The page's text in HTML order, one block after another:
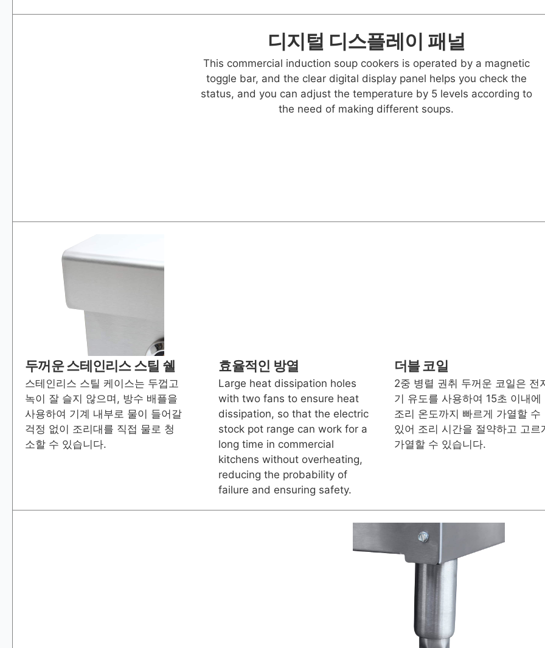
디지털 디스플레이 패널
This commercial induction soup cookers is operated by a magnetic
toggle bar, and the clear digital display panel helps you check the
status, and you can adjust the temperature by 5 levels according to
the need of making different soups.
두꺼운 스테인리스 스틸 쉘
스테인리스 스틸 케이스는 두껍고
녹이 잘 슬지 않으며, 방수 배플을
사용하여 기계 내부로 물이 들어갈
걱정 없이 조리대를 직접 물로 청
소할 수 있습니다.
효율적인 방열
Large heat dissipation holes
with two fans to ensure heat
dissipation, so that the electric
stock pot range can work for a
long time in commercial
kitchens without overheating,
reducing the probability of
failure and ensuring safety.
더블 코일
2중 병렬 권취 두꺼운 코일은 전
기 유도를 사용하여 15초 이내에
조리 온도까지 빠르게 가열할 수
있어 조리 시간을 절약하고 고르
가열할 수 있습니다.